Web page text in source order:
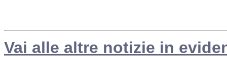
Vai alle altre notizie in